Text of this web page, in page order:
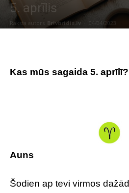
5. aprīlis
Raksta autors Brivbridis.lv - 04/04/2023
Kas mūs sagaida 5. aprīlī?
Auns
Šodien ap tevi virmos